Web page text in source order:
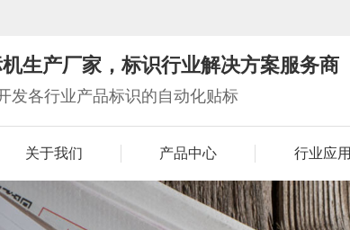
生产厂家，标识行业解决方案服务商
发各行业产品标识的自动化贴标
关于我们 产品中心 行业应用